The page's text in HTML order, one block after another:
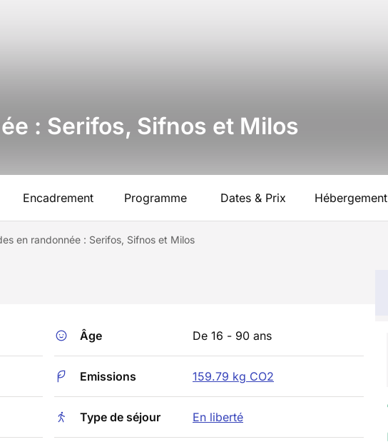
: Serifos, Sifnos et Milos
Encadrement Programme Dates & Prix Hébergement
en randonnée : Serifos, Sifnos et Milos
Âge De 16 - 90 ans
Emissions 159.79 kg CO2
Type de séjour En liberté